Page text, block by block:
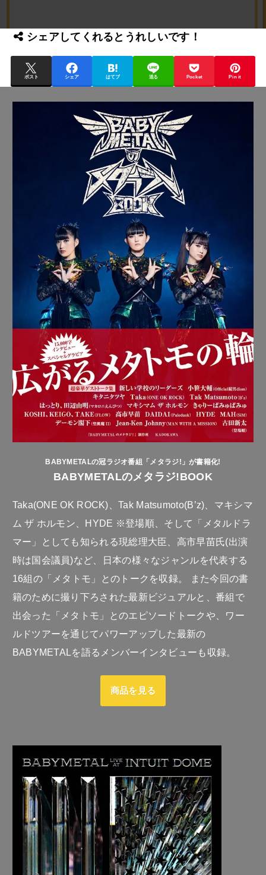
シェアしてくれるとうれしいです！
ポスト シェア はてブ 送る Pocket Pin it
BABYMETALの冠ラジオ番組「メタラジ!」が書籍化!
BABYMETALのメタラジ!BOOK
Taka(ONE OK ROCK)、Tak Matsumoto(B’z)、マキシマ
ム ザ ホルモン、HYDE ※登場順、そして「メタルドラ
マー」としても知られる現総理大臣、高市早苗氏(出演
時は国会議員)など、日本の様々なジャンルを代表する
16組の「メタトモ」とのトークを収録。 また今回の書
籍のために撮り下ろされた最新ビジュアルと、番組で
出会った「メタトモ」とのエピソードトークや、ワー
ルドツアーを通じてパワーアップした最新の
BABYMETALを語るメンバーインタビューも収録。
商品を見る